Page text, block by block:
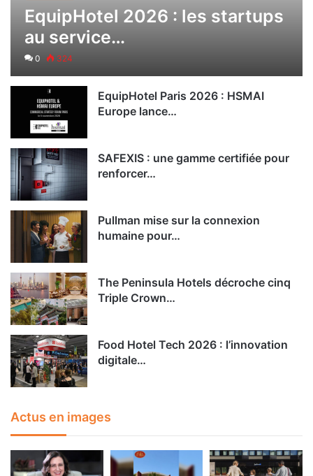
EquipHotel 2026 : les startups
au service…
0 324
EquipHotel Paris 2026 : HSMAI
Europe lance…
SAFEXIS : une gamme certifiée pour
renforcer…
Pullman mise sur la connexion
humaine pour…
The Peninsula Hotels décroche cinq
Triple Crown…
Food Hotel Tech 2026 : l’innovation
digitale…
Actus en images